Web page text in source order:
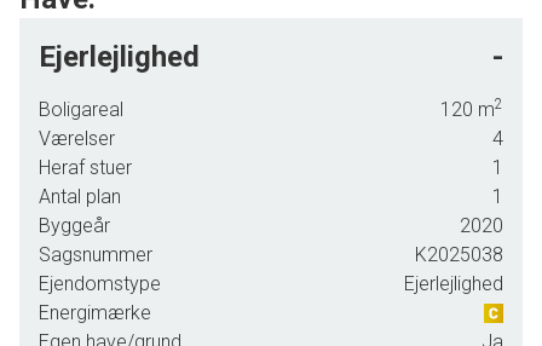
2900. Direkte udgang til privat terrasse og mulighed for
Scherfigs Have er ikke bare en bebyggelse, det er et sted,
hvor arkitektur og natur smelter sammen og skaber en rolig
ramme midt i byen. Her bor du omgivet af grønne haver,
hvor stierne leder dig direkte ned til strandpromenaden og
Øresunds blå vand. En kort cykeltur bringer dig til Hellerups
butikker og caféer, Waterfront eller videre mod City og
Nordhavn. Her har du både det pulserende byliv og den
Ejerlejlighed -
Boligareal 120 m2
Værelser
4
Heraf stuer
1
Antal plan
1
Byggeår
2020
Sagsnummer
K2025038
Ejendomstype
Ejerlejlighed
Energimærke